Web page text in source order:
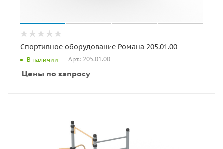
Спортивное оборудование Романа 205.01.00
В наличии Арт.: 205.01.00
Цены по запросу